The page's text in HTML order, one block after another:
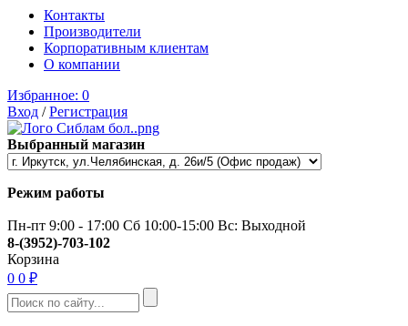
Контакты
Производители
Корпоративным клиентам
О компании
Избранное: 0
Вход /Регистрация
Выбранный магазин
Режим работы
Пн-пт 9:00 - 17:00 Сб 10:00-15:00 Вс: Выходной
8-(3952)-703-102
Корзина
0 0 ₽